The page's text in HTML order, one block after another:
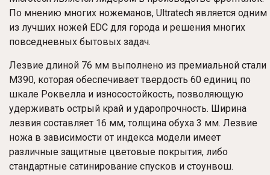
По мнению многих ножеманов, Ultratech является одним
из лучших ножей EDC для города и решения многих
повседневных бытовых задач.
Лезвие длиной 76 мм выполнено из премиальной стали
M390, которая обеспечивает твердость 60 единиц по
шкале Роквелла и износостойкость, позволяющую
удерживать острый край и ударопрочность. Ширина
лезвия составляет 16 мм, толщина обуха 3 мм. Лезвие
ножа в зависимости от индекса модели имеет
различные защитные цветовые покрытия, либо
стандартные сатинирование спусков и стоунвош.